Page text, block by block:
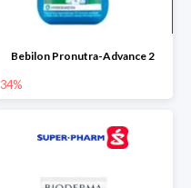
Bebilon Pronutra-Advance 2
34%